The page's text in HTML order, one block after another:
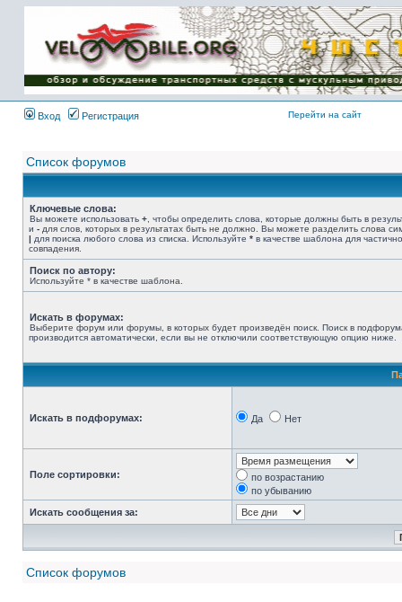
Имя пользователя:
Пароль:
{ LOG_ME_IN_SHORT
}
Вход
Регистрация Перейти на сайт
Список форумов
Ключевые слова:
Вы можете использовать + , чтобы определить слова, которые должны быть в
и - для слов, которых в результатах быть не должно. Вы можете разделить слова
| для поиска любого слова из списка. Используйте * в качестве шаблона для
совпадения.
Поиск по автору:
Используйте * в качестве шаблона.
Искать в форумах:
Выберите форум или форумы, в которых будет произведён поиск. Поиск в
производится автоматически, если вы не отключили соответствующую опцию ниже.
Искать в подфорумах: Да Нет
Поле сортировки:
по возрастанию
по убыванию
Искать сообщения за:
Список форумов